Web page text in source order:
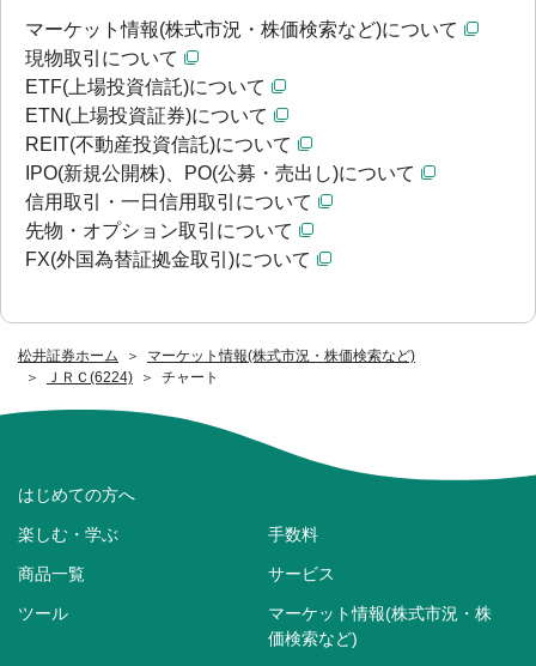
松井証券ホーム
マーケット情報(株式市況・株価検索など)
ＪＲＣ(6224)
チャート
マーケット情報(株式市況・株価検索など)について
現物取引について
ETF(上場投資信託)について
ETN(上場投資証券)について
REIT(不動産投資信託)について
IPO(新規公開株)、PO(公募・売出し)について
信用取引・一日信用取引について
先物・オプション取引について
FX(外国為替証拠金取引)について
はじめての方へ
楽しむ・学ぶ 手数料
商品一覧 サービス
ツール
マーケット情報(株式市況・株
価検索など)